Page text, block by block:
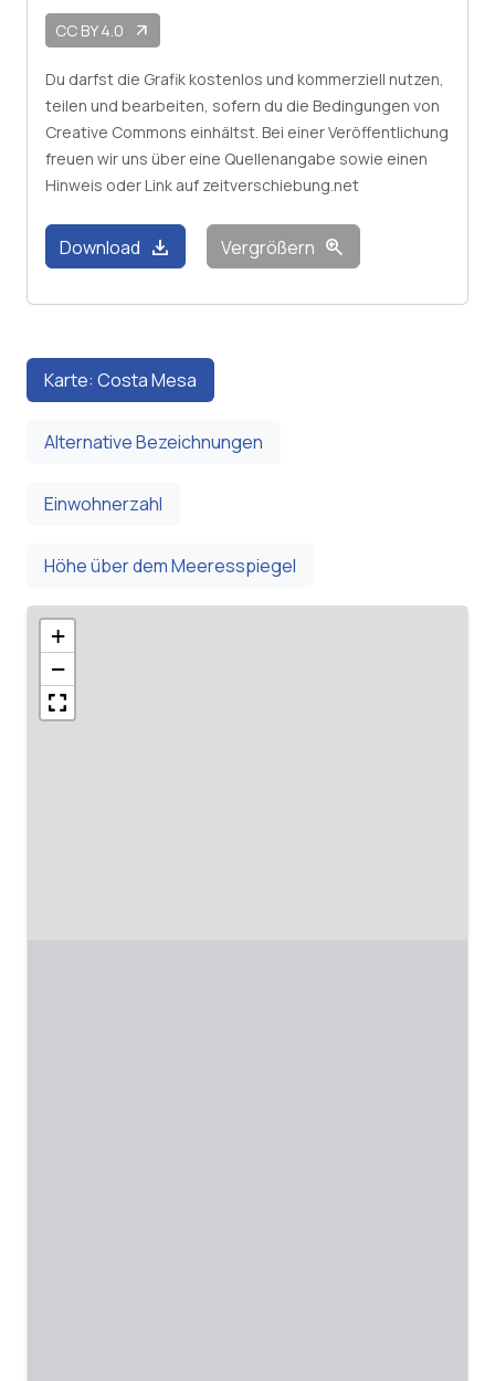
CC BY 4.0 arrow_outward
Du darfst die Grafik kostenlos und kommerziell nutzen,
teilen und bearbeiten, sofern du die Bedingungen von
Creative Commons einhältst. Bei einer Veröffentlichung
freuen wir uns über eine Quellenangabe sowie einen
Hinweis oder Link auf zeitverschiebung.net
Download download Vergrößern zoom_in
Karte: Costa Mesa
Alternative Bezeichnungen
Einwohnerzahl
Höhe über dem Meeresspiegel
+
−